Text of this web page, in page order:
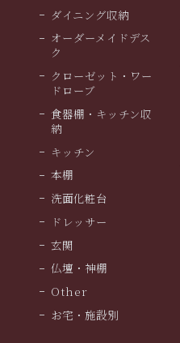
ダイニング収納
オーダーメイドデス
ク
クローゼット・ワー
ドローブ
食器棚・キッチン収
納
キッチン
本棚
洗面化粧台
ドレッサー
玄関
仏壇・神棚
Other
お宅・施設別